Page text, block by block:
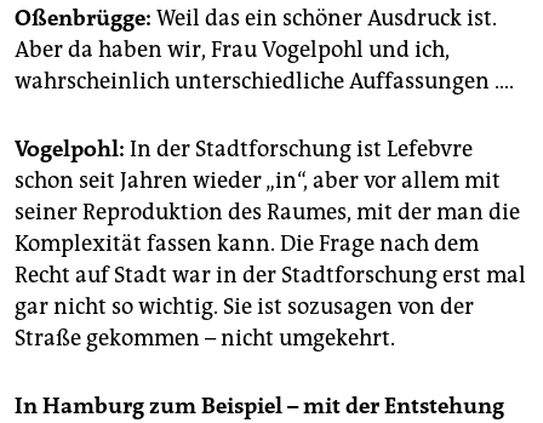
Oßenbrügge: Weil das ein schöner Ausdruck ist.
Aber da haben wir, Frau Vogelpohl und ich,
wahrscheinlich unterschiedliche Auffassungen ….
Vogelpohl: In der Stadtforschung ist Lefebvre
schon seit Jahren wieder „in“, aber vor allem mit
seiner Reproduktion des Raumes, mit der man die
Komplexität fassen kann. Die Frage nach dem
Recht auf Stadt war in der Stadtforschung erst mal
gar nicht so wichtig. Sie ist sozusagen von der
Straße gekommen – nicht umgekehrt.
In Hamburg zum Beispiel – mit der Entstehung